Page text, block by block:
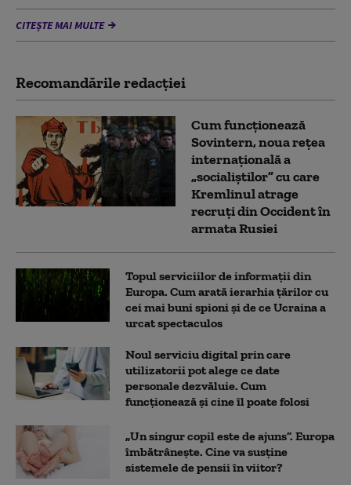
CITEȘTE MAI MULTE
Recomandările redacţiei
Cum funcționează
Sovintern, noua rețea
internațională a
„socialiștilor” cu care
Kremlinul atrage
recruți din Occident în
armata Rusiei
Topul serviciilor de informații din
Europa. Cum arată ierarhia țărilor cu
cei mai buni spioni și de ce Ucraina a
urcat spectaculos
Noul serviciu digital prin care
utilizatorii pot alege ce date
personale dezvăluie. Cum
funcționează și cine îl poate folosi
„Un singur copil este de ajuns”. Europa
îmbătrânește. Cine va susține
sistemele de pensii în viitor?